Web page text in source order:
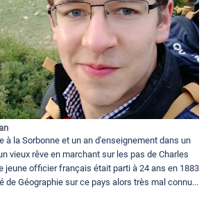
à la Sorbonne et un an d'enseignement dans un
vieux rêve en marchant sur les pas de Charles
jeune officier français était parti à 24 ans en 1883
de Géographie sur ce pays alors très mal connu...